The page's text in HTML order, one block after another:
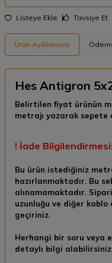
Listeye Ekle Tavsiye Et
Ürün Açıklaması
Hes Antigron
Belirtilen fiyat ürünün
metrajı yazarak sepete
! İade
Bu ürün istediğiniz
hazırlanmaktadır. Bu
alınamamaktadır.
uzunluğu ve diğer
geçiriniz.
Herhangi bir soru veya
detaylı bilgi